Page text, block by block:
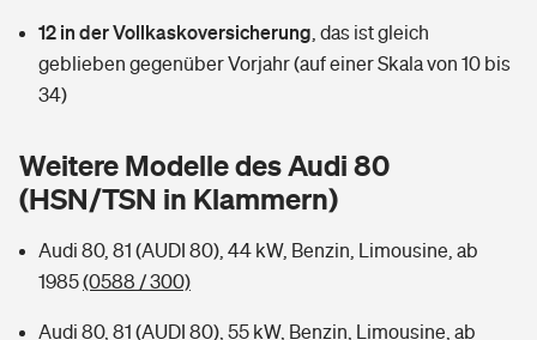
Tools
Hochwasser-Check: Wie gefährdet ist Ihr Haus?
Sie haben Fragen?
Handyversicherung
Private Cyberversicherung
Zur Übersicht
Wer versichert was: Jetzt Versicherer finden
Rentenrechner: Wie viel Geld bekomme ich im Alter?
12 in der Vollkaskoversicherung das ist gleich
geblieben gegenüber Vorjahr (auf einer Skala von 10 bis
34)
Weitere Modelle des Audi 80
(HSN/TSN in Klammern)
Audi 80, 81 (AUDI 80), 44 kW, Benzin, Limousine, ab
1985(0588 / 300)
Audi 80, 81 (AUDI 80), 55 kW, Benzin, Limousine, ab